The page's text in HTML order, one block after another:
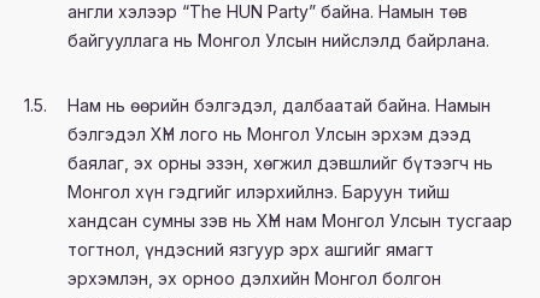
англи хэлээр “The HUN Party” байна. Намын төв
байгууллага нь Монгол Улсын нийслэлд байрлана.
1.5.
Нам нь өөрийн бэлгэдэл, далбаатай байна. Намын
бэлгэдэл ХҮН лого нь Монгол Улсын эрхэм дээд
баялаг, эх орны эзэн, хөгжил дэвшлийг бүтээгч нь
Монгол хүн гэдгийг илэрхийлнэ. Баруун тийш
хандсан сумны зэв нь ХҮН нам Монгол Улсын тусгаар
тогтнол, үндэсний язгуур эрх ашгийг ямагт
эрхэмлэн, эх орноо дэлхийн Монгол болгон